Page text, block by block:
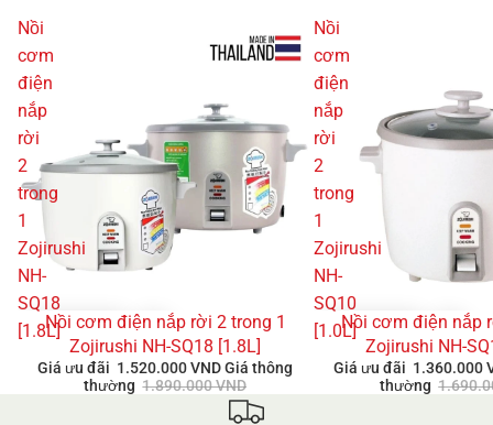
Nồi
cơm
điện
nắp
rời
2
trong
1
Zojirushi
NH-
SQ18
[1.8L]
GIẢM GIÁ
Nồi cơm điện nắp rời 2 trong 1
Zojirushi NH-SQ18 [1.8L]
Giá ưu đãi 1.520.000 VND Giá thông
thường 1.890.000 VND
Nồi
cơm
điện
nắp
rời
2
trong
1
Zojirushi
NH-
SQ10
[1.0L]
GIẢM GIÁ
Nồi cơm điện nắp
Zojirushi NH-
Giá ưu đãi 1.360.000
thường